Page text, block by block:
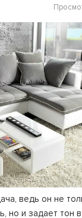
ведь он не
но и задает тон